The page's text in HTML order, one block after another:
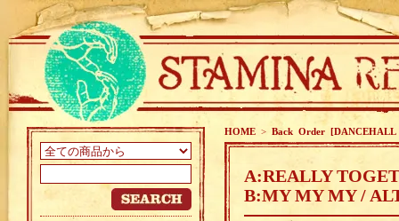
HOME > Back Order [DANCEHALL
A:REALLY
B:MY MY MY /